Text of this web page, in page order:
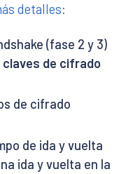
detalles:
(fase 2 y 3)
claves de cifrado
de cifrado
de ida y vuelta
ida y vuelta en la